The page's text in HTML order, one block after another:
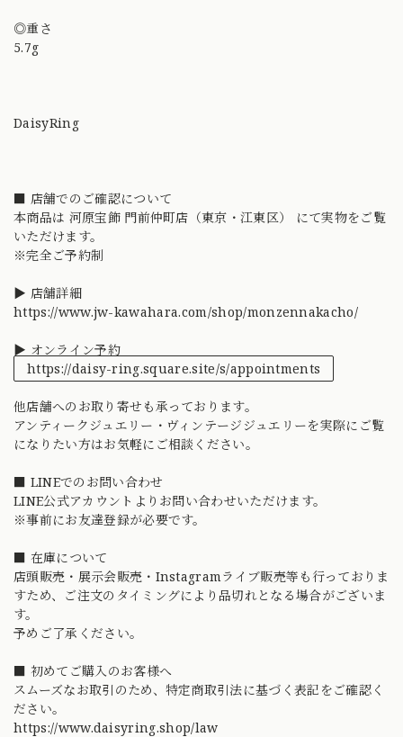
◎重さ
5.7g
DaisyRing
■ 店舗でのご確認について
本商品は 河原宝飾 門前仲町店（東京・江東区） にて実物をご覧
いただけます。
※完全ご予約制
▶ 店舗詳細
https://www.jw-kawahara.com/shop/monzennakacho/
▶ オンライン予約
https://daisy-ring.square.site/s/appointments
他店舗へのお取り寄せも承っております。
アンティークジュエリー・ヴィンテージジュエリーを実際にご覧
になりたい方はお気軽にご相談ください。
■ LINEでのお問い合わせ
LINE公式アカウントよりお問い合わせいただけます。
※事前にお友達登録が必要です。
■ 在庫について
店頭販売・展示会販売・Instagramライブ販売等も行っておりま
すため、ご注文のタイミングにより品切れとなる場合がございま
す。
予めご了承ください。
■ 初めてご購入のお客様へ
スムーズなお取引のため、特定商取引法に基づく表記をご確認く
ださい。
https://www.daisyring.shop/law